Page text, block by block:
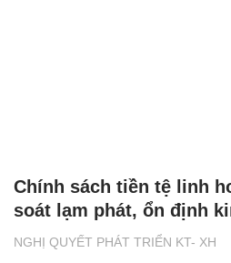
NGHỊ QUYẾT PHÁT TRIỂN KT- XH
Chính sách tiền tệ linh
soát lạm phát, ổn định